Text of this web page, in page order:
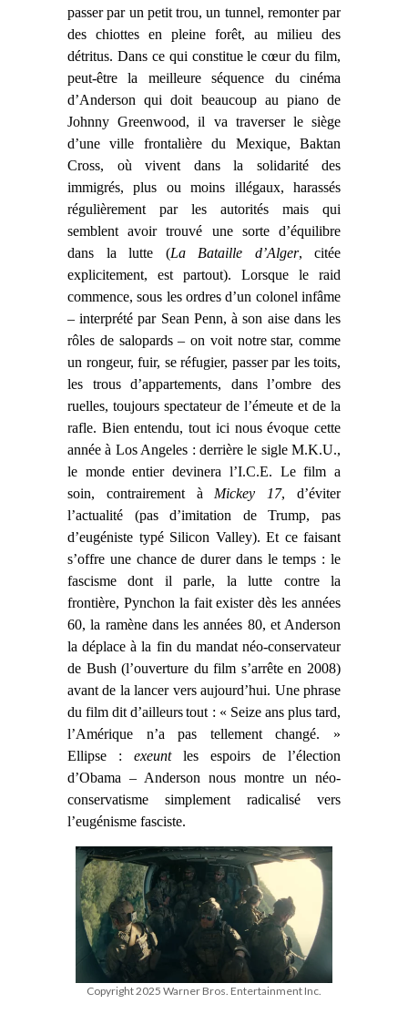
passer par un petit trou, un tunnel, remonter par
des chiottes en pleine forêt, au milieu des
détritus. Dans ce qui constitue le cœur du film,
peut-être la meilleure séquence du cinéma
d’Anderson qui doit beaucoup au piano de
Johnny Greenwood, il va traverser le siège
d’une ville frontalière du Mexique, Baktan
Cross, où vivent dans la solidarité des
immigrés, plus ou moins illégaux, harassés
régulièrement par les autorités mais qui
semblent avoir trouvé une sorte d’équilibre
dans la lutte (La Bataille d’Alger, citée
explicitement, est partout). Lorsque le raid
commence, sous les ordres d’un colonel infâme
– interprété par Sean Penn, à son aise dans les
rôles de salopards – on voit notre star, comme
un rongeur, fuir, se réfugier, passer par les toits,
les trous d’appartements, dans l’ombre des
ruelles, toujours spectateur de l’émeute et de la
rafle. Bien entendu, tout ici nous évoque cette
année à Los Angeles : derrière le sigle M.K.U.,
le monde entier devinera l’I.C.E. Le film a
soin, contrairement àMickey 17, d’éviter
l’actualité (pas d’imitation de Trump, pas
d’eugéniste typé Silicon Valley). Et ce faisant
s’offre une chance de durer dans le temps : le
fascisme dont il parle, la lutte contre la
frontière, Pynchon la fait exister dès les années
60, la ramène dans les années 80, et Anderson
la déplace à la fin du mandat néo-conservateur
de Bush (l’ouverture du film s’arrête en 2008)
avant de la lancer vers aujourd’hui. Une phrase
du film dit d’ailleurs tout : « Seize ans plus tard,
l’Amérique n’a pas tellement changé. »
Ellipse : exeunt les espoirs de l’élection
d’Obama – Anderson nous montre un néo-
conservatisme simplement radicalisé vers
l’eugénisme fasciste.
Copyright 2025 Warner Bros. Entertainment Inc.